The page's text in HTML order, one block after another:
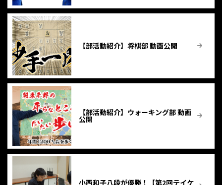
【部活動紹介】将棋部 動画公開
【部活動紹介】ウォーキング部 動画
公開
小西和子八段が優勝！【第2回テイケ